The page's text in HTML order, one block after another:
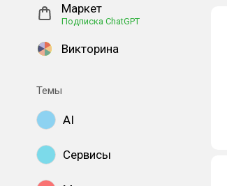
Маркет
Подписка ChatGPT
Викторина
Темы
AI
Сервисы